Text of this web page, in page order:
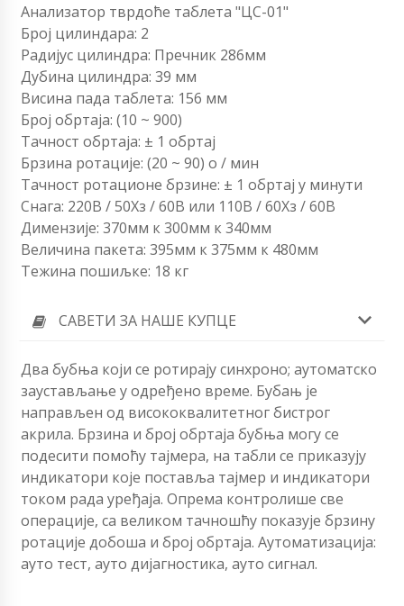
Анализатор тврдоће таблета "ЦС-01"
Број цилиндара: 2
Радијус цилиндра: Пречник 286мм
Дубина цилиндра: 39 мм
Висина пада таблета: 156 мм
Број обртаја: (10 ~ 900)
Тачност обртаја: ± 1 обртај
Брзина ротације: (20 ~ 90) о / мин
Тачност ротационе брзине: ± 1 обртај у минути
Снага: 220В / 50Хз / 60В или 110В / 60Хз / 60В
Димензије: 370мм к 300мм к 340мм
Величина пакета: 395мм к 375мм к 480мм
Тежина пошиљке: 18 кг
САВЕТИ ЗА НАШЕ КУПЦЕ
Два бубња који се ротирају синхроно; аутоматско
заустављање у одређено време. Бубањ је
направљен од висококвалитетног бистрог
акрила. Брзина и број обртаја бубња могу се
подесити помоћу тајмера, на табли се приказују
индикатори које поставља тајмер и индикатори
током рада уређаја. Опрема контролише све
операције, са великом тачношћу показује брзину
ротације добоша и број обртаја. Аутоматизација:
ауто тест, ауто дијагностика, ауто сигнал.